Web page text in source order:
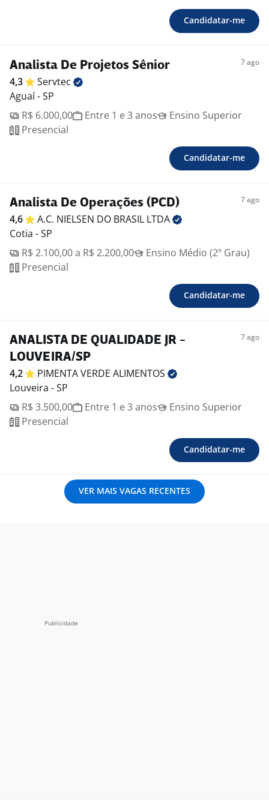
Candidatar-me
Analista De Projetos Sênior 7 ago
4,3
Servtec
Aguaí - SP
R$ 6.000,00
Entre 1 e 3 anos
Ensino Superior
Presencial
Candidatar-me
Analista De Operações (PCD) 7 ago
4,6 A.C. NIELSEN DO BRASIL LTDA
Cotia - SP
R$ 2.100,00 a R$ 2.200,00
Ensino Médio (2º Grau)
Presencial
Candidatar-me
ANALISTA DE QUALIDADE JR -
LOUVEIRA/SP
7 ago
4,2 PIMENTA VERDE ALIMENTOS
Louveira - SP
R$ 3.500,00
Entre 1 e 3 anos
Ensino Superior
Presencial
Candidatar-me
VER MAIS VAGAS RECENTES